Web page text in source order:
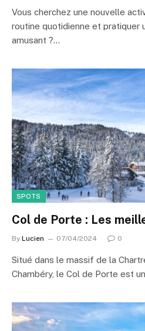
Vous cherchez une nouvelle
routine quotidienne et pratiquer
amusant ?…
SPOTS
Col de Porte : Les
By Lucien 07/04/2024 0
Situé dans le massif de la
Chambéry, le Col de Porte est